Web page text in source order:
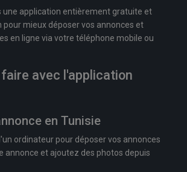
une application entièrement gratuite et
mieux déposer vos annonces et
en ligne via votre téléphone mobile ou
avec l'application
en Tunisie
ordinateur pour déposer vos annonces
annonce et ajoutez des photos depuis